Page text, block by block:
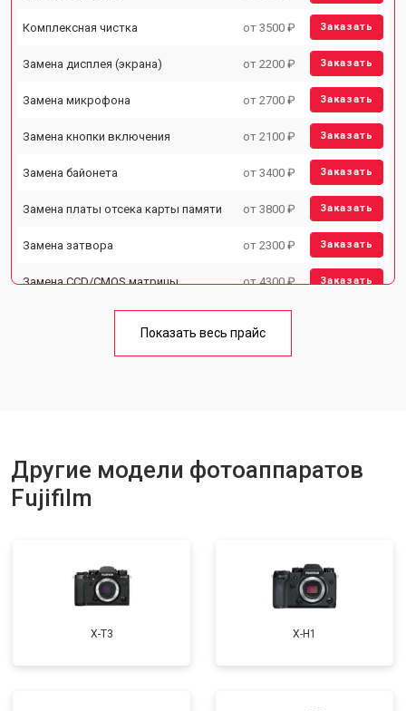
Комплексная чистка от 3500 ₽ Заказать
Замена дисплея (экрана) от 2200 ₽ Заказать
Замена микрофона от 2700 ₽ Заказать
Замена кнопки включения от 2100 ₽ Заказать
Замена байонета от 3400 ₽ Заказать
Замена платы отсека карты памяти от 3800 ₽ Заказать
Замена затвора от 2300 ₽ Заказать
Замена CCD/CMOS матрицы от 4300 ₽ Заказать
Чистка матрицы от 3100 ₽
Показать весь прайс
Другие модели фотоаппаратов
Fujifilm
X-T3 X-H1